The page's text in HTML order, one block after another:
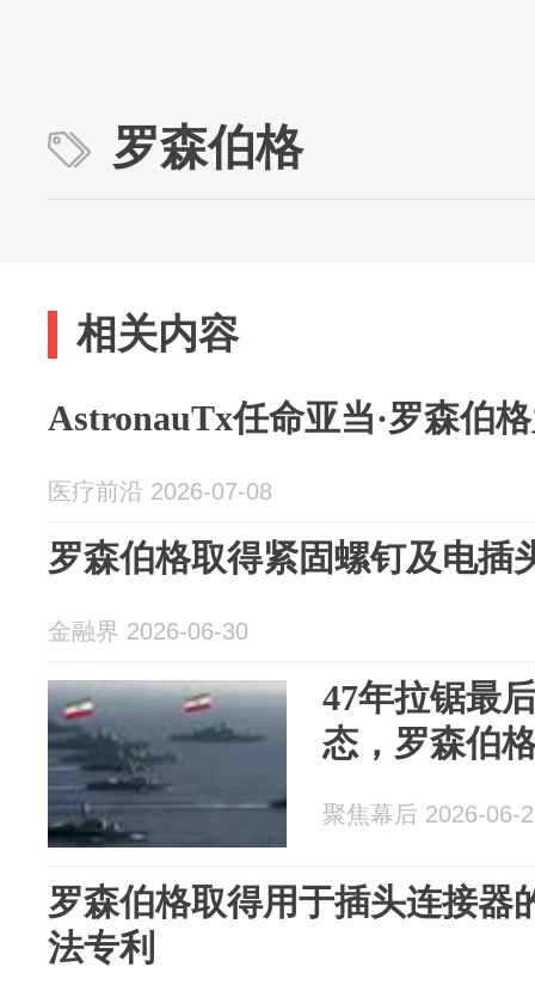
罗森伯格
相关内容
AstronauTx任命亚当·罗森伯
医疗前沿 2026-07-08
罗森伯格取得紧固螺钉及电插
金融界 2026-06-30
47年拉锯最
态，罗森伯
聚焦幕后 2026-06-
罗森伯格取得用于插头连接器
法专利